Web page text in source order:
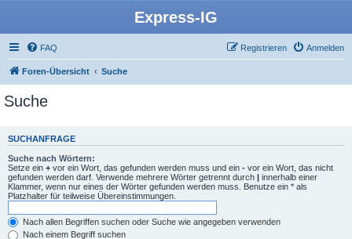
Express-IG
FAQ Anmelden
Registrieren
Foren-Übersicht Suche
Suche
SUCHANFRAGE
Suche nach Wörtern:
Setze ein + vor ein Wort, das gefunden werden muss und ein - vor ein Wort, das nicht
gefunden werden darf. Verwende mehrere Wörter getrennt durch | innerhalb einer
Klammer, wenn nur eines der Wörter gefunden werden muss. Benutze ein * als
Platzhalter für teilweise Übereinstimmungen.
Nach allen Begriffen suchen oder Suche wie angegeben verwenden
Nach einem Begriff suchen